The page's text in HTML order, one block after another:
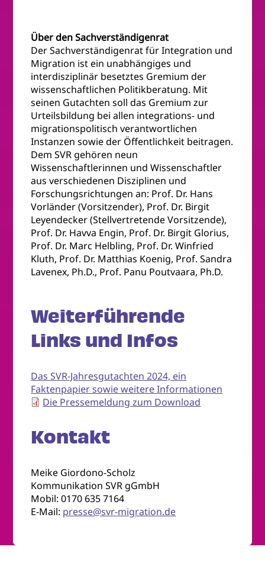
Über den Sachverständigenrat
Der Sachverständigenrat für Integration und
Migration ist ein unabhängiges und
interdisziplinär besetztes Gremium der
wissenschaftlichen Politikberatung. Mit
seinen Gutachten soll das Gremium zur
Urteilsbildung bei allen integrations- und
migrationspolitisch verantwortlichen
Instanzen sowie der Öffentlichkeit beitragen.
Dem SVR gehören neun
Wissenschaftlerinnen und Wissenschaftler
aus verschiedenen Disziplinen und
Forschungsrichtungen an: Prof. Dr. Hans
Vorländer (Vorsitzender), Prof. Dr. Birgit
Leyendecker (Stellvertretende Vorsitzende),
Prof. Dr. Havva Engin, Prof. Dr. Birgit Glorius,
Prof. Dr. Marc Helbling, Prof. Dr. Winfried
Kluth, Prof. Dr. Matthias Koenig, Prof. Sandra
Lavenex, Ph.D., Prof. Panu Poutvaara, Ph.D.
Weiterführende
Links und Infos
Das SVR-Jahresgutachten 2024, ein
Faktenpapier sowie weitere Informationen
Die Pressemeldung zum Download
Kontakt
Meike Giordono-Scholz
Kommunikation SVR gGmbH
Mobil: 0170 635 7164
E-Mail: presse@svr-migration.de